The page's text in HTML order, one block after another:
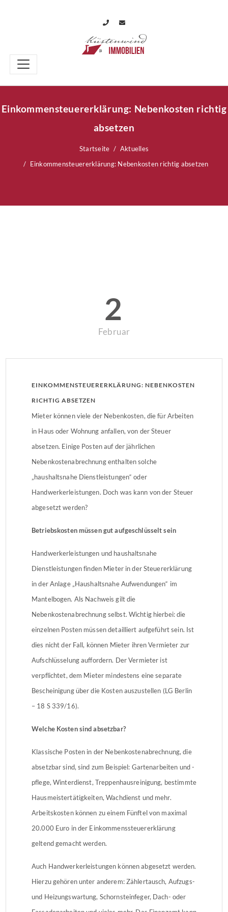
Einkommensteuererklärung: Nebenkosten richtig
absetzen
Startseite
Aktuelles
Einkommensteuererklärung: Nebenkosten richtig absetzen
2
Februar
EINKOMMENSTEUERERKLÄRUNG: NEBENKOSTEN
RICHTIG ABSETZEN
Mieter können viele der Nebenkosten, die für Arbeiten
in Haus oder Wohnung anfallen, von der Steuer
absetzen. Einige Posten auf der jährlichen
Nebenkostenabrechnung enthalten solche
„haushaltsnahe Dienstleistungen“ oder
Handwerkerleistungen. Doch was kann von der Steuer
abgesetzt werden?
Betriebskosten müssen gut aufgeschlüsselt sein
Handwerkerleistungen und haushaltsnahe
Dienstleistungen finden Mieter in der Steuererklärung
in der Anlage „Haushaltsnahe Aufwendungen“ im
Mantelbogen. Als Nachweis gilt die
Nebenkostenabrechnung selbst. Wichtig hierbei: die
einzelnen Posten müssen detailliert aufgeführt sein. Ist
dies nicht der Fall, können Mieter ihren Vermieter zur
Aufschlüsselung auffordern. Der Vermieter ist
verpflichtet, dem Mieter mindestens eine separate
Bescheinigung über die Kosten auszustellen (LG Berlin
– 18 S 339/16).
Welche Kosten sind absetzbar?
Klassische Posten in der Nebenkostenabrechnung, die
absetzbar sind, sind zum Beispiel: Gartenarbeiten und -
pflege, Winterdienst, Treppenhausreinigung, bestimmte
Hausmeistertätigkeiten, Wachdienst und mehr.
Arbeitskosten können zu einem Fünftel von maximal
20.000 Euro in der Einkommenssteuererklärung
geltend gemacht werden.
Auch Handwerkerleistungen können abgesetzt werden.
Hierzu gehören unter anderem: Zählertausch, Aufzugs-
und Heizungswartung, Schornsteinfeger, Dach- oder